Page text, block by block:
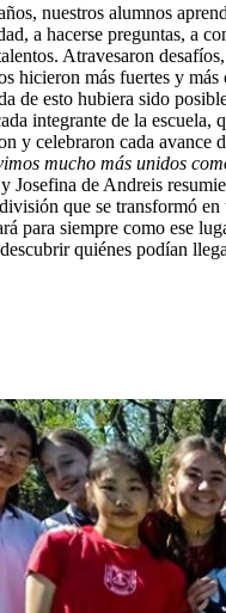
nuestros alumnos
a hacerse preguntas, a
Atravesaron
hicieron más fuertes y más
de esto hubiera sido
integrante de la escuela,
y celebraron cada avance
mucho más unidos
Josefina de Andreis
que se transformó
para siempre como ese
descubrir quiénes podían